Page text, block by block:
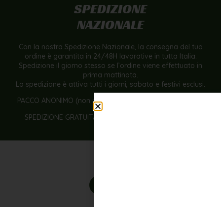
SPEDIZIONE
NAZIONALE
Con la nostra Spedizione Nazionale, la consegna del tuo
ordine è garantita in 24/48H lavorative in tutta Italia.
Spedizione il giorno stesso se l’ordine viene effettuato in
prima mattinata.
La spedizione è attiva tutti i giorni, sabato e festivi esclusi.
PACCO ANONIMO (non rivela nome azienda e contenuto).
SPEDIZIONE GRATUITA con una spesa di almeno 50€